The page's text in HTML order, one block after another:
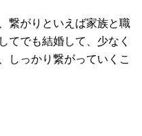
繋がりといえば家族と職
てでも結婚して、少なく
しっかり繋がっていくこ